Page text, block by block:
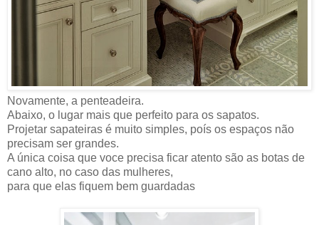
Novamente, a penteadeira.
Abaixo, o lugar mais que perfeito para os sapatos.
Projetar sapateiras é muito simples, poís os espaços não
precisam ser grandes.
A única coisa que voce precisa ficar atento são as botas de
cano alto, no caso das mulheres,
para que elas fiquem bem guardadas